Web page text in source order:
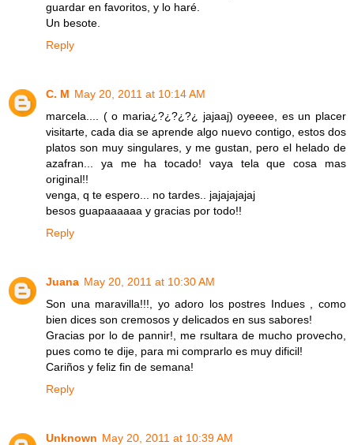
guardar en favoritos, y lo haré.
Un besote.
Reply
C. M May 20, 2011 at 10:14 AM
marcela.... ( o maria¿?¿?¿?¿ jajaaj) oyeeee, es un placer
visitarte, cada dia se aprende algo nuevo contigo, estos dos
platos son muy singulares, y me gustan, pero el helado de
azafran... ya me ha tocado! vaya tela que cosa mas
original!!
venga, q te espero... no tardes.. jajajajajaj
besos guapaaaaaa y gracias por todo!!
Reply
Juana May 20, 2011 at 10:30 AM
Son una maravilla!!!, yo adoro los postres Indues , como
bien dices son cremosos y delicados en sus sabores!
Gracias por lo de pannir!, me rsultara de mucho provecho,
pues como te dije, para mi comprarlo es muy dificil!
Cariños y feliz fin de semana!
Reply
Unknown May 20, 2011 at 10:39 AM